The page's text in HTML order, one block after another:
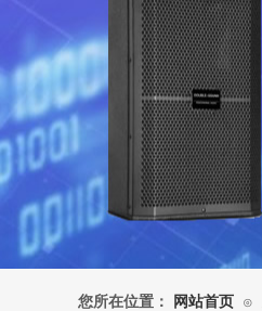
网站首页 ⊙
您所在位置：